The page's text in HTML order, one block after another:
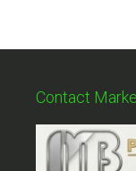
Contact